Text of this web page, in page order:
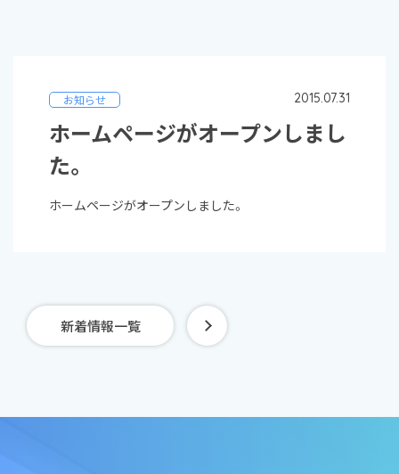
2015.07.31
お知らせ
ホームページがオープンしまし
た。
ホームページがオープンしました。
新着情報一覧